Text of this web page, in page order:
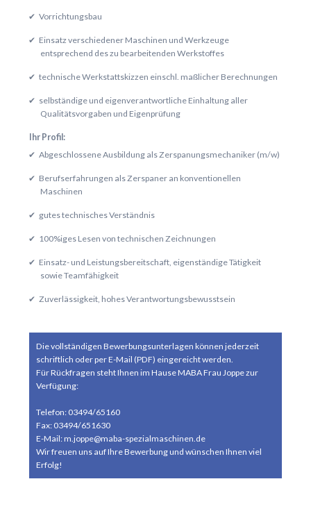
Vorrichtungsbau
Einsatz verschiedener Maschinen und Werkzeuge
entsprechend des zu bearbeitenden Werkstoffes
technische Werkstattskizzen einschl. maßlicher Berechnungen
selbständige und eigenverantwortliche Einhaltung aller
Qualitätsvorgaben und Eigenprüfung
Ihr Profil:
Abgeschlossene Ausbildung als Zerspanungsmechaniker (m/w)
Berufserfahrungen als Zerspaner an konventionellen
Maschinen
gutes technisches Verständnis
100%iges Lesen von technischen Zeichnungen
Einsatz- und Leistungsbereitschaft, eigenständige Tätigkeit
sowie Teamfähigkeit
Zuverlässigkeit, hohes Verantwortungsbewusstsein
Die vollständigen Bewerbungsunterlagen können jederzeit
schriftlich oder per E-Mail (PDF) eingereicht werden.
Für Rückfragen steht Ihnen im Hause MABA Frau Joppe zur
Verfügung:
Telefon: 03494/65160
Fax: 03494/651630
E-Mail: m.joppe@maba-spezialmaschinen.de
Wir freuen uns auf Ihre Bewerbung und wünschen Ihnen viel
Erfolg!